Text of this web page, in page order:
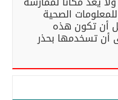
الصحية
أن تكون هذه
أن تسخدمها بحذر